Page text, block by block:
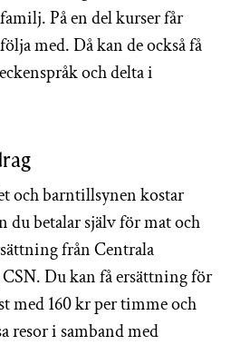
På en del kurser får
med. Då kan de också få
och delta i
och barntillsynen kostar
betalar själv för mat och
från Centrala
Du kan få ersättning för
med 160 kr per timme och
resor i samband med